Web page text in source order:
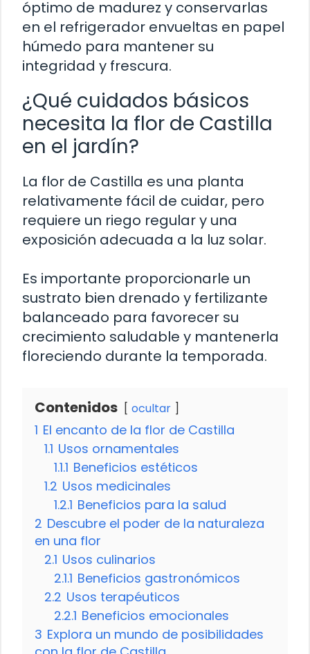
óptimo de madurez y conservarlas
en el refrigerador envueltas en papel
húmedo para mantener su
integridad y frescura.
¿Qué cuidados básicos
necesita la flor de Castilla
en el jardín?
La flor de Castilla es una planta
relativamente fácil de cuidar, pero
requiere un riego regular y una
exposición adecuada a la luz solar.
Es importante proporcionarle un
sustrato bien drenado y fertilizante
balanceado para favorecer su
crecimiento saludable y mantenerla
floreciendo durante la temporada.
Contenidos ocultar
1 El encanto de la flor de Castilla
1.1 Usos ornamentales
1.1.1 Beneficios estéticos
1.2 Usos medicinales
1.2.1 Beneficios para la salud
2 Descubre el poder de la naturaleza
en una flor
2.1 Usos culinarios
2.1.1 Beneficios gastronómicos
2.2 Usos terapéuticos
2.2.1 Beneficios emocionales
3 Explora un mundo de posibilidades